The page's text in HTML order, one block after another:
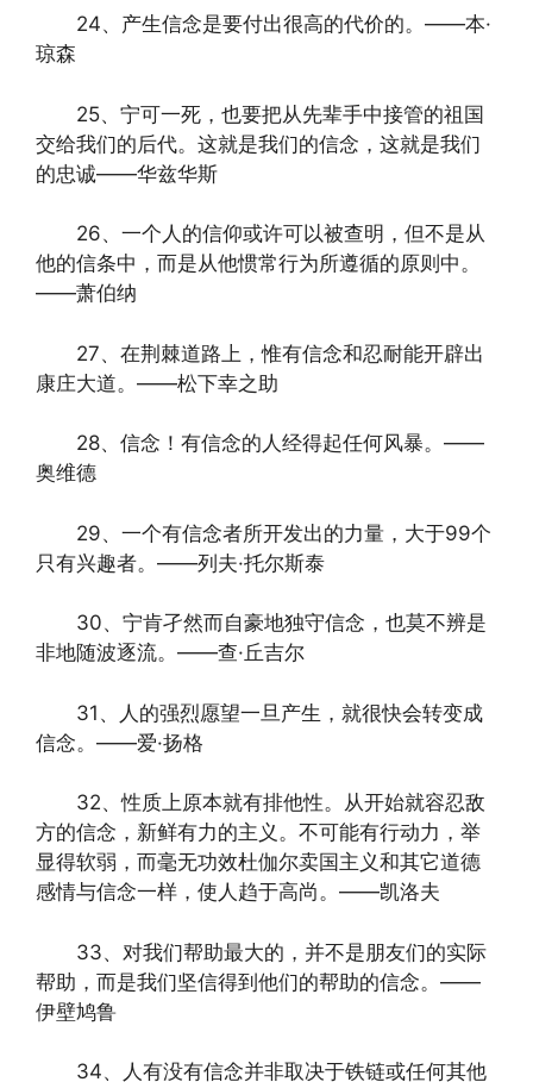
24、产生信念是要付出很高的代价的。——本·
琼森
25、宁可一死，也要把从先辈手中接管的祖国
交给我们的后代。这就是我们的信念，这就是我们
的忠诚——华兹华斯
26、一个人的信仰或许可以被查明，但不是从
他的信条中，而是从他惯常行为所遵循的原则中。
——萧伯纳
27、在荆棘道路上，惟有信念和忍耐能开辟出
康庄大道。——松下幸之助
28、信念！有信念的人经得起任何风暴。——
奥维德
29、一个有信念者所开发出的力量，大于99个
只有兴趣者。——列夫·托尔斯泰
30、宁肯孑然而自豪地独守信念，也莫不辨是
非地随波逐流。——查·丘吉尔
31、人的强烈愿望一旦产生，就很快会转变成
信念。——爱·扬格
32、性质上原本就有排他性。从开始就容忍敌
方的信念，新鲜有力的主义。不可能有行动力，举
显得软弱，而毫无功效杜伽尔卖国主义和其它道德
感情与信念一样，使人趋于高尚。——凯洛夫
33、对我们帮助最大的，并不是朋友们的实际
帮助，而是我们坚信得到他们的帮助的信念。——
伊壁鸠鲁
34、人有没有信念并非取决于铁链或任何其他